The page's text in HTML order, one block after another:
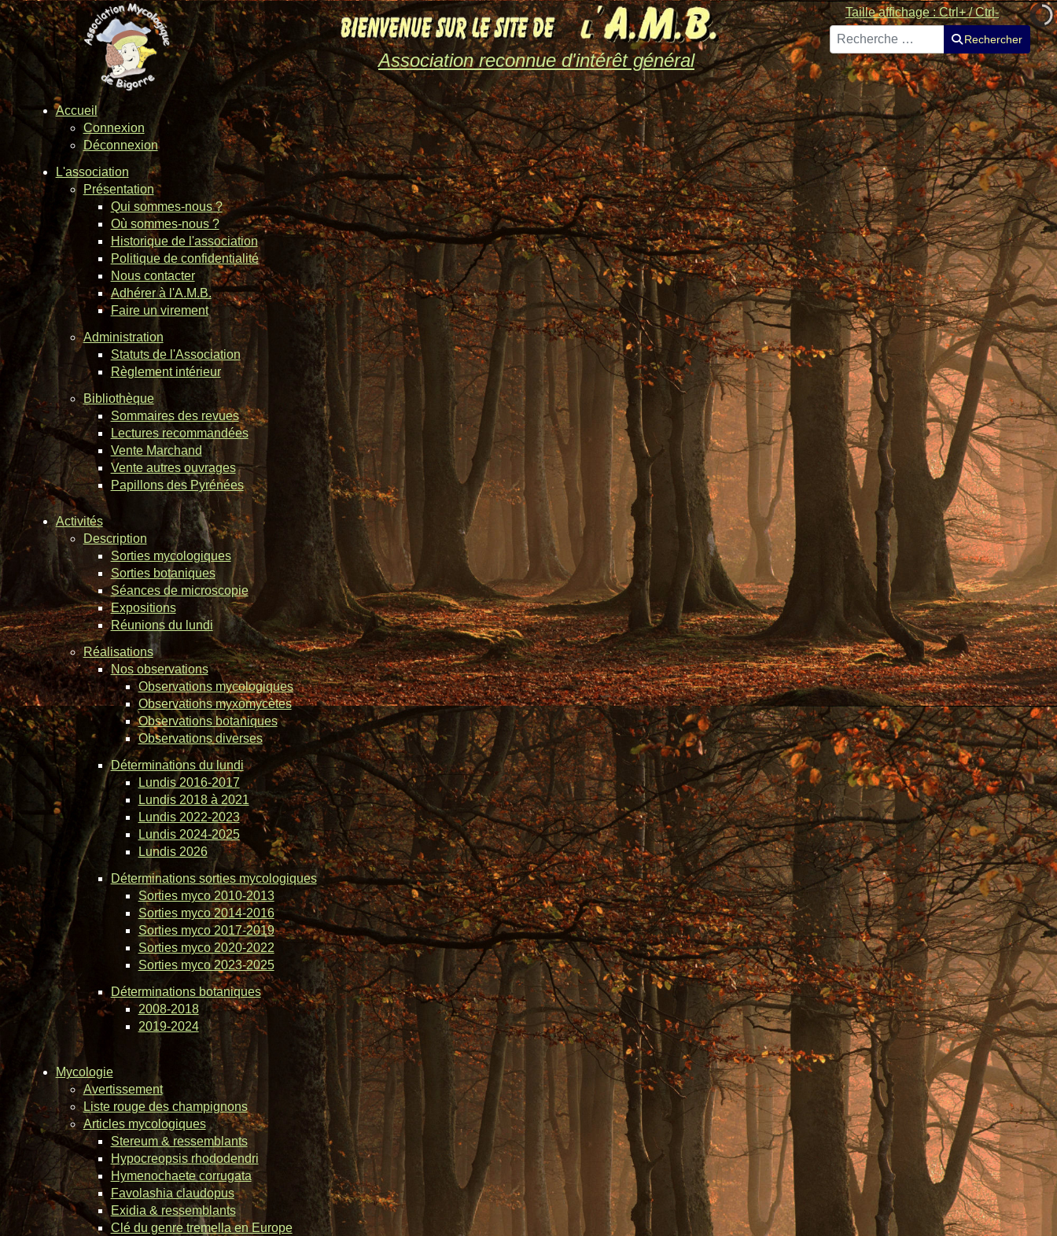
Association reconnue d'intérêt général
Taille affichage : Ctrl+ / Ctrl-
Rechercher
Rechercher
Accueil
Connexion
Déconnexion
L'association
Présentation
Qui sommes-nous ?
Où sommes-nous ?
Historique de l'association
Politique de confidentialité
Nous contacter
Adhérer à l'A.M.B.
Faire un virement
Administration
Statuts de l'Association
Règlement intérieur
Bibliothèque
Sommaires des revues
Lectures recommandées
Vente Marchand
Vente autres ouvrages
Papillons des Pyrénées
Activités
Description
Sorties mycologiques
Sorties botaniques
Séances de microscopie
Expositions
Réunions du lundi
Réalisations
Nos observations
Observations mycologiques
Observations myxomycètes
Observations botaniques
Observations diverses
Déterminations du lundi
Lundis 2016-2017
Lundis 2018 à 2021
Lundis 2022-2023
Lundis 2024-2025
Lundis 2026
Déterminations sorties mycologiques
Sorties myco 2010-2013
Sorties myco 2014-2016
Sorties myco 2017-2019
Sorties myco 2020-2022
Sorties myco 2023-2025
Déterminations botaniques
2008-2018
2019-2024
Mycologie
Avertissement
Liste rouge des champignons
Articles mycologiques
Stereum & ressemblants
Hypocreopsis rhododendri
Hymenochaete corrugata
Favolashia claudopus
Exidia & ressemblants
Clé du genre tremella en Europe